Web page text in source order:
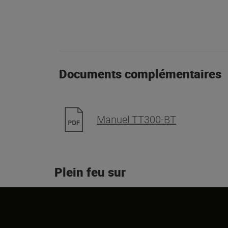
Documents complémentaires
Manuel TT300-BT
Plein feu sur